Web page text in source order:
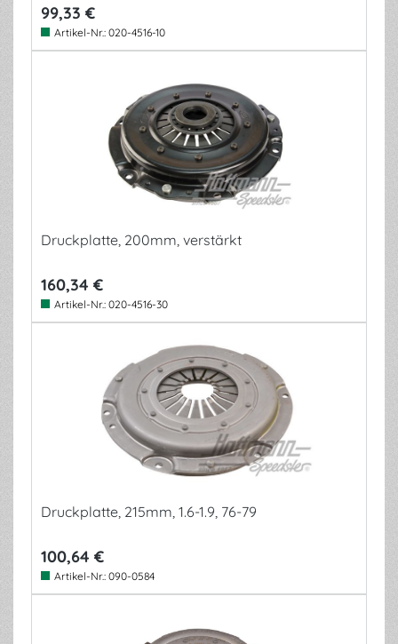
99,33 €
Artikel-Nr.: 020-4516-10
Druckplatte, 200mm, verstärkt
160,34 €
Artikel-Nr.: 020-4516-30
Druckplatte, 215mm, 1.6-1.9, 76-79
100,64 €
Artikel-Nr.: 090-0584